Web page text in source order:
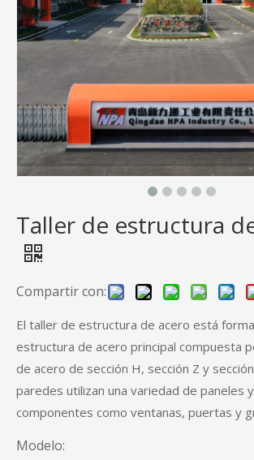
Taller de estructura
Compartir con:
El taller de estructura de acero está
estructura de acero principal compuesta
de acero de sección H, sección Z y
paredes utilizan una variedad de paneles
componentes como ventanas, puertas y
Modelo: